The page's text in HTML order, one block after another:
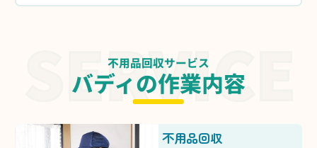
不用品回収サービス
バディの作業内容
不用品回収